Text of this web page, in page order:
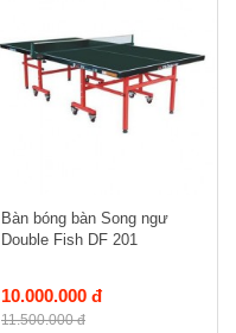
Bàn bóng bàn Song ngư
Double Fish DF 201
10.000.000 đ
11.500.000 đ